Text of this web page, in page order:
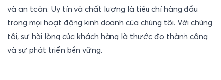
và an toàn. Uy tín và chất lượng là tiêu chí hàng đầu
trong mọi hoạt động kinh doanh của chúng tôi. Với chúng
tôi, sự hài lòng của khách hàng là thước đo thành công
và sự phát triển bền vững.